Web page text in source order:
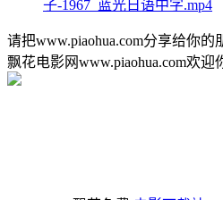
子-1967_蓝光日语中字.mp4
请把www.piaohua.com分享给你
飘花电影网www.piaohua.com欢迎